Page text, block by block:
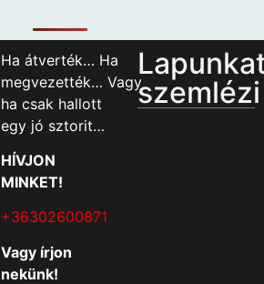
Ha átverték… Ha
megvezették… Vagy
ha csak hallott
egy jó sztorit…
HÍVJON
MINKET!
+36302600871
Vagy írjon
nekünk!
szemlézi